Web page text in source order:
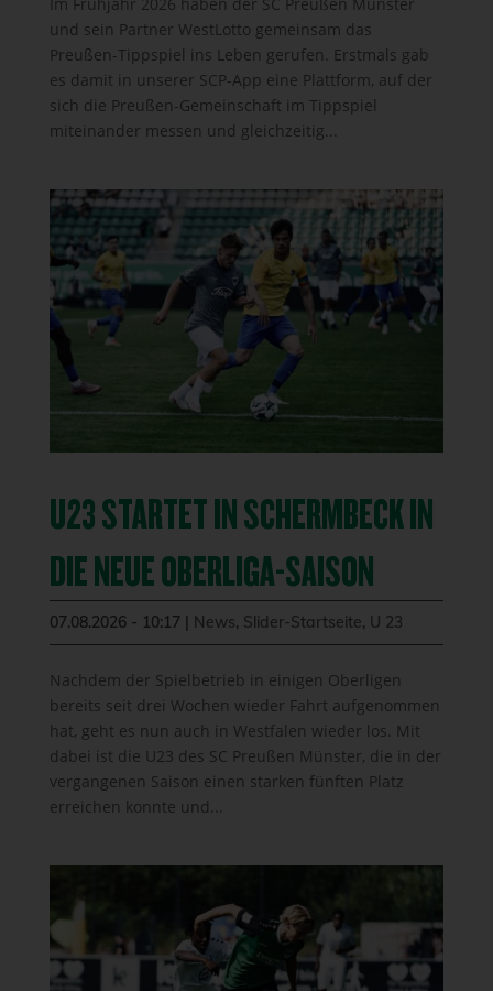
und sein Partner WestLotto gemeinsam das
Preußen-Tippspiel ins Leben gerufen. Erstmals gab
es damit in unserer SCP-App eine Plattform, auf der
sich die Preußen-Gemeinschaft im Tippspiel
miteinander messen und gleichzeitig...
U23 STARTET IN SCHERMBECK IN
DIE NEUE OBERLIGA-SAISON
07.08.2026 - 10:17 | News, Slider-Startseite, U 23
Nachdem der Spielbetrieb in einigen Oberligen
bereits seit drei Wochen wieder Fahrt aufgenommen
hat, geht es nun auch in Westfalen wieder los. Mit
dabei ist die U23 des SC Preußen Münster, die in der
vergangenen Saison einen starken fünften Platz
erreichen konnte und...